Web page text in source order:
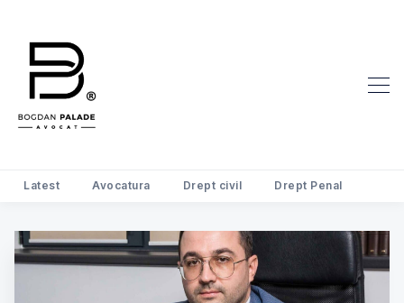
Latest Avocatura Drept civil Drept Penal